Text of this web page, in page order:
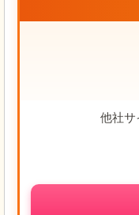
他社サ